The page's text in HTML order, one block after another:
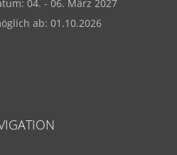
04. - 06. März 2027
ab: 01.10.2026